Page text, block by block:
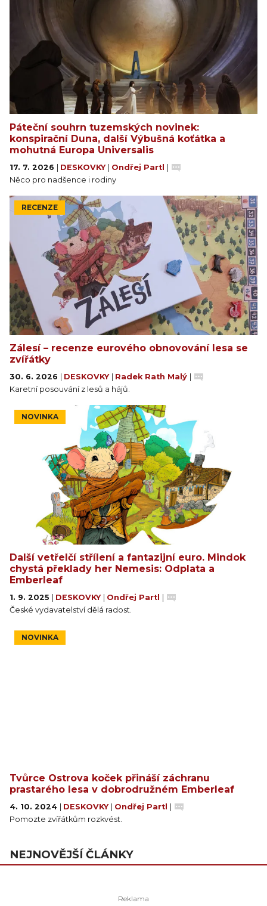
Páteční souhrn tuzemských novinek:
konspirační Duna, další Výbušná koťátka a
mohutná Europa Universalis
17. 7. 2026 DESKOVKY Ondřej Partl
Něco pro nadšence i rodiny
RECENZE
Zálesí – recenze eurového obnovování lesa se
zvířátky
30. 6. 2026 DESKOVKY Radek Rath Malý
Karetní posouvání z lesů a hájů.
NOVINKA
Další vetřelčí střílení a fantazijní euro. Mindok
chystá překlady her Nemesis: Odplata a
Emberleaf
1. 9. 2025 DESKOVKY Ondřej Partl
České vydavatelství dělá radost.
NOVINKA
Tvůrce Ostrova koček přináší záchranu
prastarého lesa v dobrodružném Emberleaf
4. 10. 2024 DESKOVKY Ondřej Partl
Pomozte zvířátkům rozkvést.
NEJNOVĚJŠÍ ČLÁNKY